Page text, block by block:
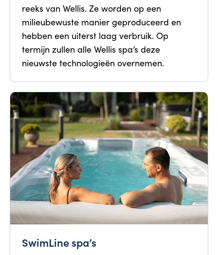
reeks van Wellis. Ze worden op een
milieubewuste manier geproduceerd en
hebben een uiterst laag verbruik. Op
termijn zullen alle Wellis spa’s deze
nieuwste technologieën overnemen.
SwimLine spa’s